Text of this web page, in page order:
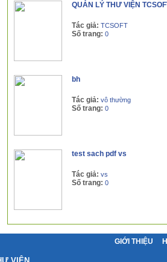
QUẢN LÝ THƯ VIỆN
Tác giả: TCSOFT
Số trang: 0
bh
Tác giả: vô thường
Số trang: 0
test sach pdf vs
Tác giả: vs
Số trang: 0
GIỚI THIỆU